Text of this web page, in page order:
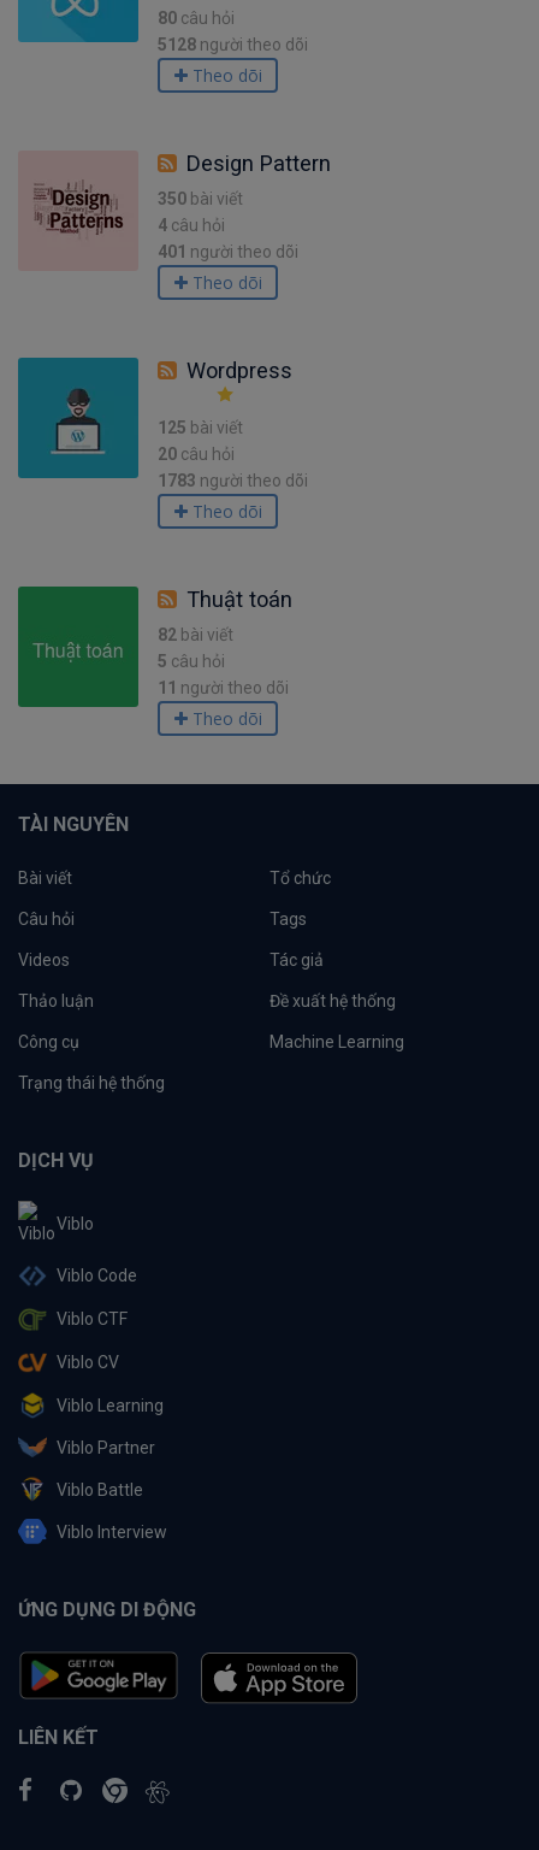
80 câu hỏi
5128 người theo dõi
Theo dõi
Design Pattern
350 bài viết
4 câu hỏi
401 người theo dõi
Theo dõi
Wordpress
125 bài viết
20 câu hỏi
1783 người theo dõi
Theo dõi
Thuật toán
82 bài viết
5 câu hỏi
11 người theo dõi
Theo dõi
TÀI NGUYÊN
Bài viết Tổ chức
Câu hỏi Tags
Videos Tác giả
Thảo luận Đề xuất hệ thống
Công cụ Machine Learning
Trạng thái hệ thống
DỊCH VỤ
Viblo
Viblo Code
Viblo CTF
Viblo CV
Viblo Learning
Viblo Partner
Viblo Battle
Viblo Interview
ỨNG DỤNG DI ĐỘNG
LIÊN KẾT